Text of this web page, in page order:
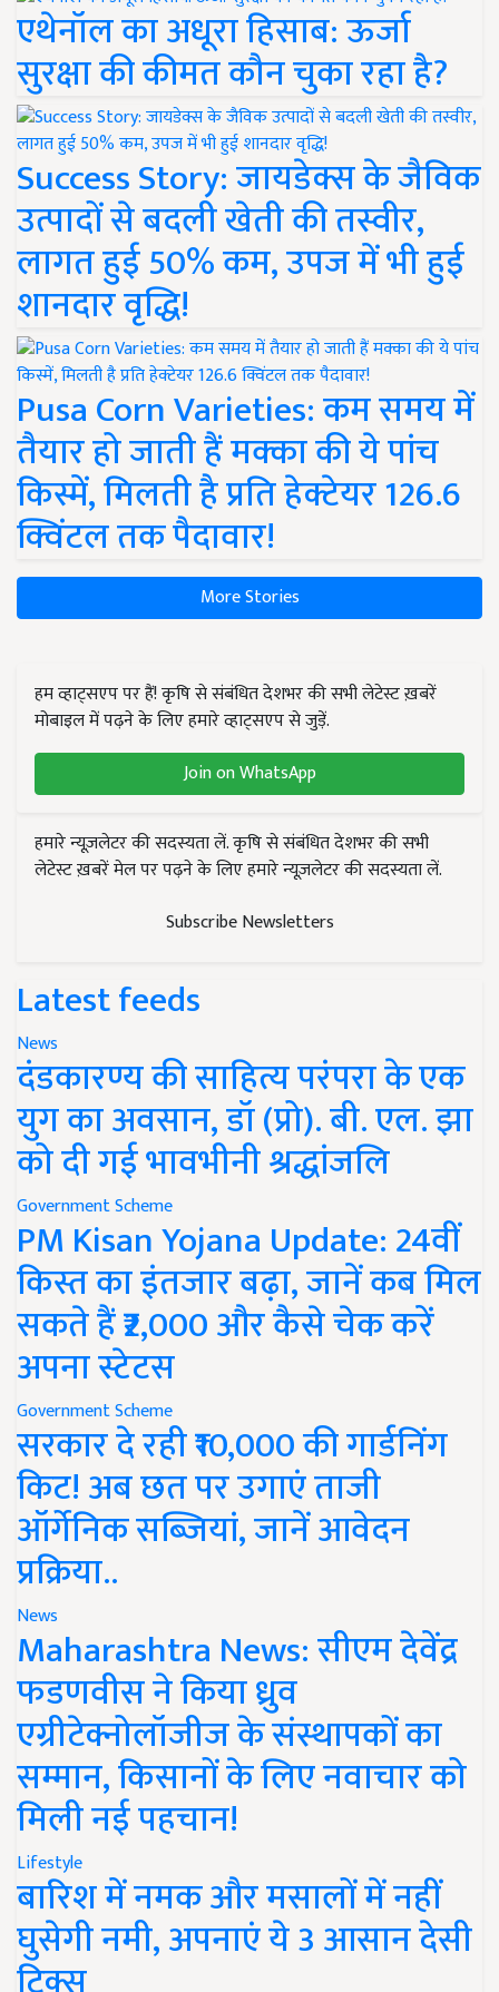
एथेनॉल का अधूरा हिसाब: ऊर्जा
सुरक्षा की कीमत कौन चुका रहा है?
Success Story: जायडेक्स के जैविक
उत्पादों से बदली खेती की तस्वीर,
लागत हुई 50% कम, उपज में भी हुई
शानदार वृद्धि!
Pusa Corn Varieties: कम समय में
तैयार हो जाती हैं मक्का की ये पांच
किस्में, मिलती है प्रति हेक्टेयर 126.6
क्विंटल तक पैदावार!
More Stories
हम व्हाट्सएप पर हैं! कृषि से संबंधित देशभर की सभी लेटेस्ट ख़बरें
मोबाइल में पढ़ने के लिए हमारे व्हाट्सएप से जुड़ें.
Join on WhatsApp
हमारे न्यूज़लेटर की सदस्यता लें. कृषि से संबंधित देशभर की सभी
लेटेस्ट ख़बरें मेल पर पढ़ने के लिए हमारे न्यूज़लेटर की सदस्यता लें.
Subscribe Newsletters
Latest feeds
News
दंडकारण्य की साहित्य परंपरा के एक
युग का अवसान, डॉ (प्रो). बी. एल. झा
को दी गई भावभीनी श्रद्धांजलि
Government Scheme
PM Kisan Yojana Update: 24वीं
किस्त का इंतजार बढ़ा, जानें कब मिल
सकते हैं ₹2,000 और कैसे चेक करें
अपना स्टेटस
Government Scheme
सरकार दे रही ₹10,000 की गार्डनिंग
किट! अब छत पर उगाएं ताजी
ऑर्गेनिक सब्जियां, जानें आवेदन
प्रक्रिया..
News
Maharashtra News: सीएम देवेंद्र
फडणवीस ने किया ध्रुव
एग्रीटेक्नोलॉजीज के संस्थापकों का
सम्मान, किसानों के लिए नवाचार को
मिली नई पहचान!
Lifestyle
बारिश में नमक और मसालों में नहीं
घुसेगी नमी, अपनाएं ये 3 आसान देसी